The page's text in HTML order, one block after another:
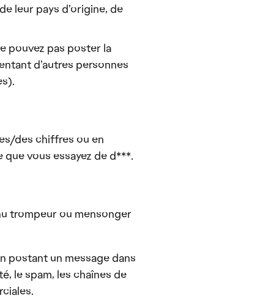
leur pays d’origine, de
pouvez pas poster la
d’autres personnes
des chiffres ou en
vous essayez de d***.
trompeur ou mensonger
postant un message dans
le spam, les chaînes de